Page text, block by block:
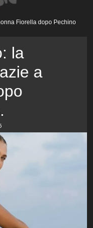
Fiorella dopo Pechino
la
a